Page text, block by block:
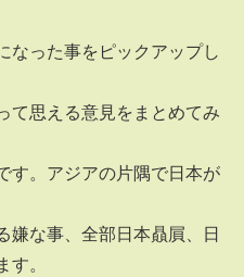
った事をピックアップし
て思える意見をまとめてみ
す。アジアの片隅で日本が
嫌な事、全部日本贔屓、日
す。